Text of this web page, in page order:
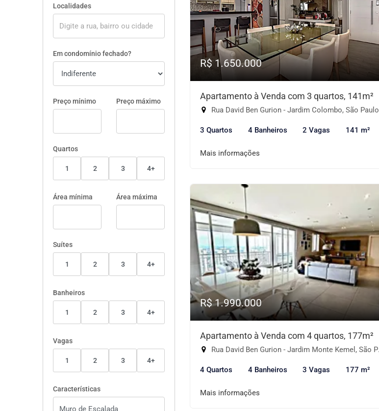
Localidades
Em condomínio fechado?
Preço mínimo Preço máximo
Quartos
1 2 3 4+
Área mínima Área máxima
Suítes
1 2 3 4+
Banheiros
1 2 3 4+
Vagas
1 2 3 4+
Características
R$ 1.650.000
Apartamento à Venda com 3 quartos, 141m²
Rua David Ben Gurion - Jardim Colombo, São Paulo-SP
3 Quartos 4 Banheiros 2 Vagas 141 m²
Mais informações
R$ 1.990.000
Apartamento à Venda com 4 quartos, 177m²
Rua David Ben Gurion - Jardim Monte Kemel, São Paulo-SP
4 Quartos 4 Banheiros 3 Vagas 177 m²
Mais informações